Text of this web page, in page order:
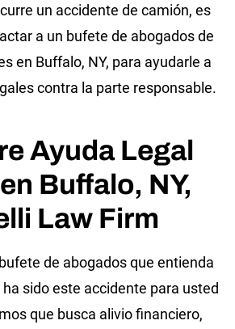
un accidente de camión, es
a un bufete de abogados de
en Buffalo, NY, para ayudarle a
contra la parte responsable.
Ayuda Legal
Buffalo, NY,
Law Firm
de abogados que entienda
sido este accidente para usted
que busca alivio financiero,